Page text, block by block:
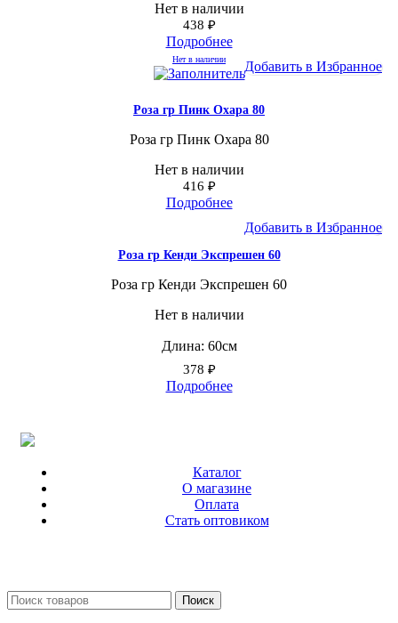
Нет в наличии
438 ₽
Подробнее
Нет в наличии Добавить в Избранное
Роза гр Пинк Охара 80
Роза гр Пинк Охара 80
Нет в наличии
416 ₽
Подробнее
Добавить в Избранное
Роза гр Кенди Экспрешен 60
Роза гр Кенди Экспрешен 60
Нет в наличии
Длина: 60см
378 ₽
Подробнее
Каталог
О магазине
Оплата
Стать оптовиком
Поиск